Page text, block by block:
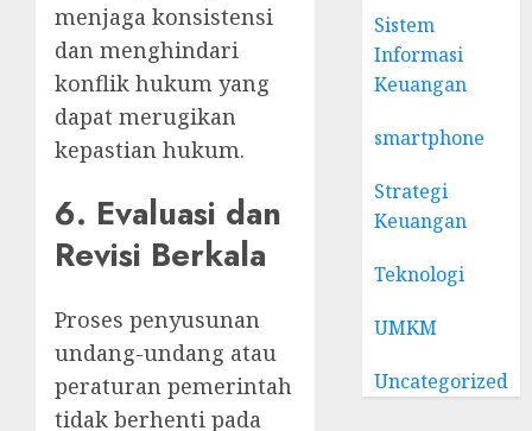
menjaga konsistensi
dan menghindari
konflik hukum yang
dapat merugikan
kepastian hukum.
6. Evaluasi dan
Revisi Berkala
Proses penyusunan
undang-undang atau
peraturan pemerintah
tidak berhenti pada
Sistem
Informasi
Keuangan
smartphone
Strategi
Keuangan
Teknologi
UMKM
Uncategorized